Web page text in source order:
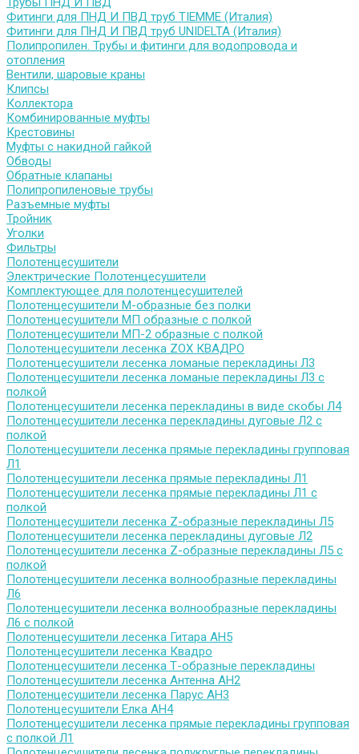
Фитинги для ПНД И ПВД труб TIEMME (Италия)
Фитинги для ПНД И ПВД труб UNIDELTA (Италия)
Полипропилен. Трубы и фитинги для водопровода и
отопления
Вентили, шаровые краны
Клипсы
Коллектора
Комбинированные муфты
Крестовины
Муфты с накидной гайкой
Обводы
Обратные клапаны
Полипропиленовые трубы
Разъемные муфты
Тройник
Уголки
Фильтры
Полотенцесушители
Электрические Полотенцесушители
Комплектующее для полотенцесушителей
Полотенцесушители М-образные без полки
Полотенцесушители МП образные с полкой
Полотенцесушители МП-2 образные с полкой
Полотенцесушители лесенка ZOX КВАДРО
Полотенцесушители лесенка ломаные перекладины Л3
Полотенцесушители лесенка ломаные перекладины Л3 с
полкой
Полотенцесушители лесенка перекладины в виде скобы Л4
Полотенцесушители лесенка перекладины дуговые Л2 с
полкой
Полотенцесушители лесенка прямые перекладины групповая
Л1
Полотенцесушители лесенка прямые перекладины Л1
Полотенцесушители лесенка прямые перекладины Л1 с
полкой
Полотенцесушители лесенка Z-образные перекладины Л5
Полотенцесушители лесенка перекладины дуговые Л2
Полотенцесушители лесенка Z-образные перекладины Л5 с
полкой
Полотенцесушители лесенка волнообразные перекладины
Л6
Полотенцесушители лесенка волнообразные перекладины
Л6 с полкой
Полотенцесушители лесенка Гитара АН5
Полотенцесушители лесенка Квадро
Полотенцесушители лесенка Т-образные перекладины
Полотенцесушители лесенка Антенна АН2
Полотенцесушители лесенка Парус АН3
Полотенцесушители Елка АН4
Полотенцесушители лесенка прямые перекладины групповая
с полкой Л1